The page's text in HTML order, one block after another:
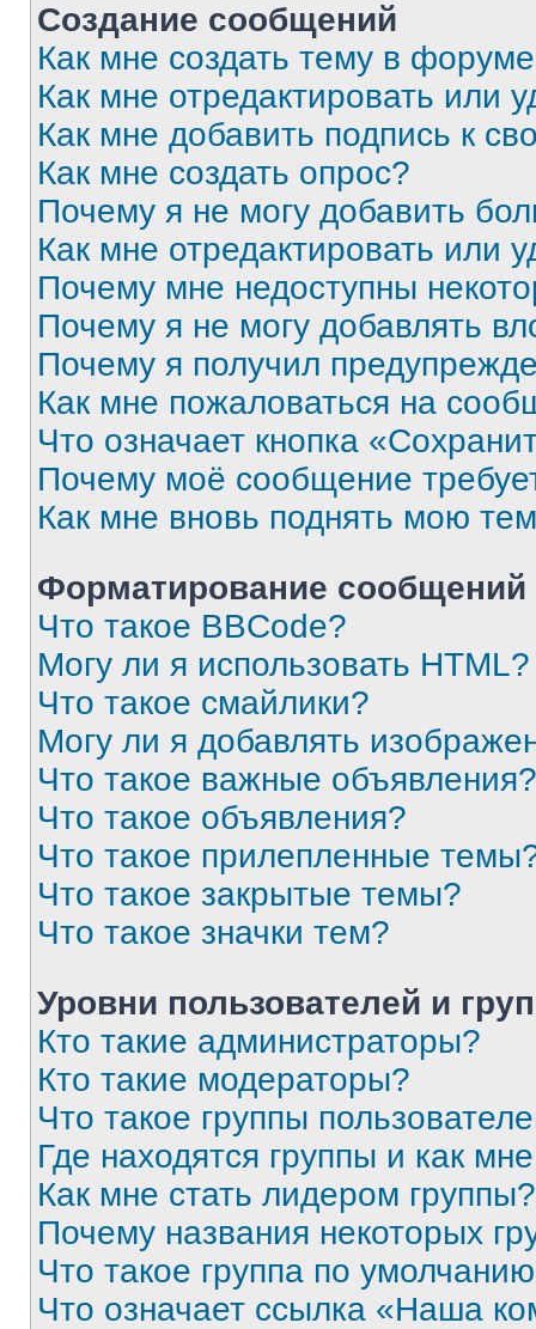
Создание сообщений
Как мне создать тему в
Как мне отредактировать или
Как мне добавить подпись к
Как мне создать опрос?
Почему я не могу добавить
Как мне отредактировать или
Почему мне недоступны
Почему я не могу добавлять
Почему я получил
Как мне пожаловаться на
Что означает кнопка
Почему моё сообщение
Как мне вновь поднять мою
Форматирование
Что такое BBCode?
Могу ли я использовать HTML?
Что такое смайлики?
Могу ли я добавлять
Что такое важные объявления?
Что такое объявления?
Что такое прилепленные
Что такое закрытые темы?
Что такое значки тем?
Уровни пользователей и
Кто такие администраторы?
Кто такие модераторы?
Что такое группы
Где находятся группы и как
Как мне стать лидером группы?
Почему названия некоторых
Что такое группа по
Что означает ссылка «Наша